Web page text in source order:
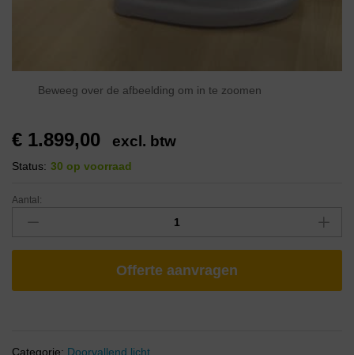
Beweeg over de afbeelding om in te zoomen
€ 1.899,00 excl. btw
Status: 30 op voorraad
Aantal:
Offerte aanvragen
Categorie: Doorvallend licht